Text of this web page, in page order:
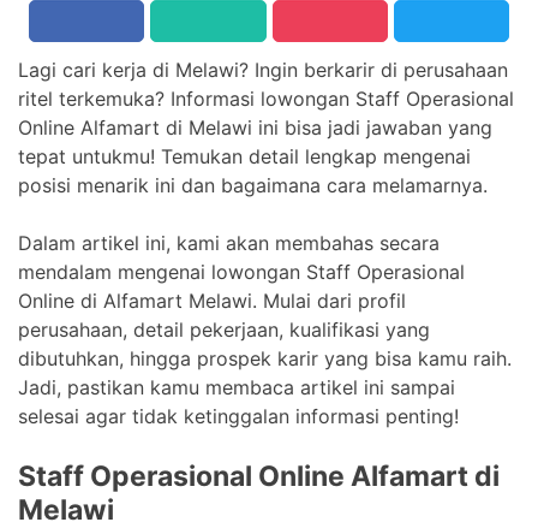
Lagi cari kerja di Melawi? Ingin berkarir di perusahaan
ritel terkemuka? Informasi lowongan Staff Operasional
Online Alfamart di Melawi ini bisa jadi jawaban yang
tepat untukmu! Temukan detail lengkap mengenai
posisi menarik ini dan bagaimana cara melamarnya.
Dalam artikel ini, kami akan membahas secara
mendalam mengenai lowongan Staff Operasional
Online di Alfamart Melawi. Mulai dari profil
perusahaan, detail pekerjaan, kualifikasi yang
dibutuhkan, hingga prospek karir yang bisa kamu raih.
Jadi, pastikan kamu membaca artikel ini sampai
selesai agar tidak ketinggalan informasi penting!
Staff Operasional Online Alfamart di
Melawi